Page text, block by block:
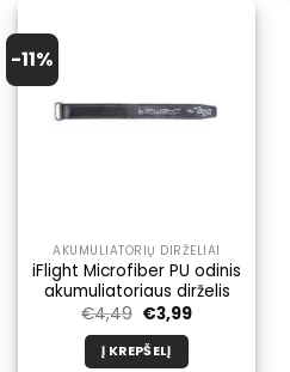
-11%
AKUMULIATORIŲ DIRŽELIAI
iFlight Microfiber PU odinis
akumuliatoriaus dirželis
€4,49 Pradinė
kaina
buvo:
€4,49.
€3,99Dabartinė
Į KREPŠELĮ